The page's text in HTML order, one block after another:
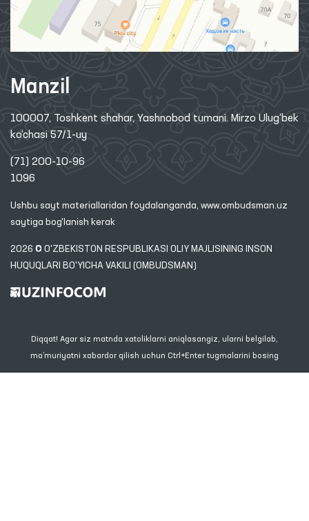
Manzil
100007, Toshkent shahar, Yashnobod tumani. Mirzo Ulug‘bek
ko‘chasi 57/1-uy
(71) 200-10-96
1096
Ushbu sayt materiallaridan foydalanganda, www.ombudsman.uz
saytiga bog'lanish kerak
2026 © O'ZBEKISTON RESPUBLIKASI OLIY MAJLISINING INSON
HUQUQLARI BO'YICHA VAKILI (OMBUDSMAN)
Diqqat! Agar siz matnda xatoliklarni aniqlasangiz, ularni belgilab,
ma’muriyatni xabardor qilish uchun Ctrl+Enter tugmalarini bosing